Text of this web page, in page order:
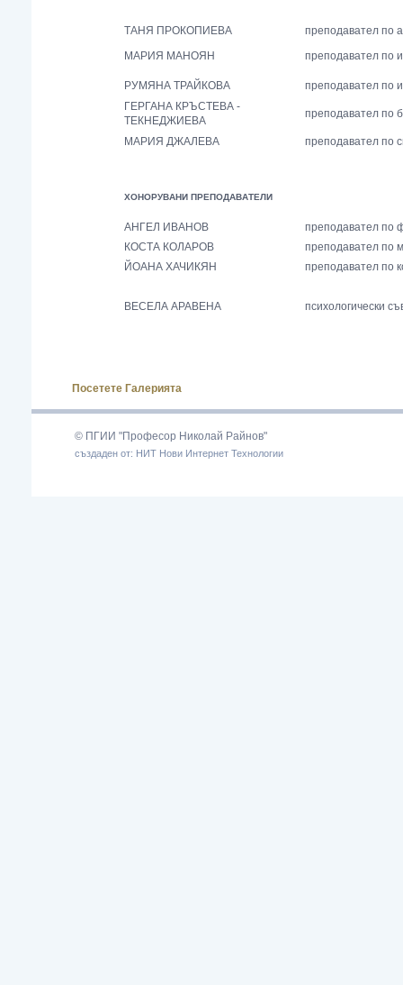
ТАНЯ ПРОКОПИЕВА
МАРИЯ МАНОЯН
преподавател по
преподавател по
РУМЯНА ТРАЙКОВА
преподавател по
ГЕРГАНА КРЪСТЕВА -
ТЕКНЕДЖИЕВА
преподавател по
МАРИЯ ДЖАЛЕВА преподавател по
ХОНОРУВАНИ ПРЕПОДАВАТЕЛИ
АНГЕЛ ИВАНОВ
преподавател по
КОСТА КОЛАРОВ
преподавател по
ЙОАНА ХАЧИКЯН
преподавател по
ВЕСЕЛА АРАВЕНА психологически
Посетете Галерията
© ПГИИ "Професор Николай Райнов"
създаден от: НИТ Нови Интернет Технологии